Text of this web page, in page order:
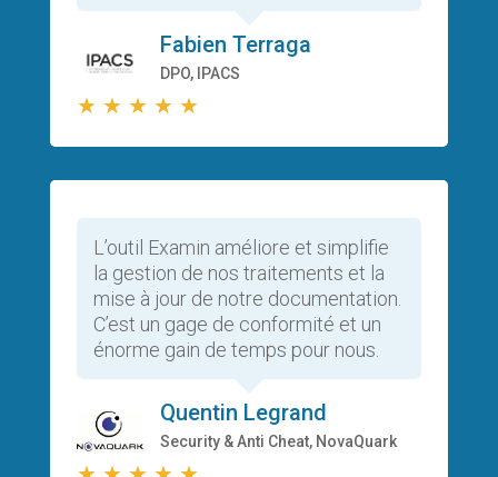
Fabien Terraga
DPO, IPACS
★ ★ ★ ★ ★
L’outil Examin améliore et simplifie
la gestion de nos traitements et la
mise à jour de notre documentation.
C’est un gage de conformité et un
énorme gain de temps pour nous.
Quentin Legrand
Security & Anti Cheat, NovaQuark